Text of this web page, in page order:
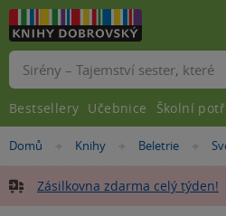
Nacházíte
zde:
Domů »
Knihy »
Beletrie »
Zásilkovna zdarma celý týden!
Vyhledávání
Bestsellery Učebnice Školní